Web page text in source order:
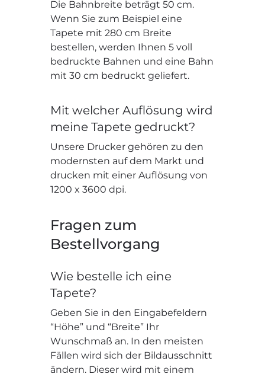
Die Bahnbreite beträgt 50 cm.
Wenn Sie zum Beispiel eine
Tapete mit 280 cm Breite
bestellen, werden Ihnen 5 voll
bedruckte Bahnen und eine Bahn
mit 30 cm bedruckt geliefert.
Mit welcher Auflösung wird
meine Tapete gedruckt?
Unsere Drucker gehören zu den
modernsten auf dem Markt und
drucken mit einer Auflösung von
1200 x 3600 dpi.
Fragen zum
Bestellvorgang
Wie bestelle ich eine
Tapete?
Geben Sie in den Eingabefeldern
“Höhe” und “Breite” Ihr
Wunschmaß an. In den meisten
Fällen wird sich der Bildausschnitt
ändern. Dieser wird mit einem